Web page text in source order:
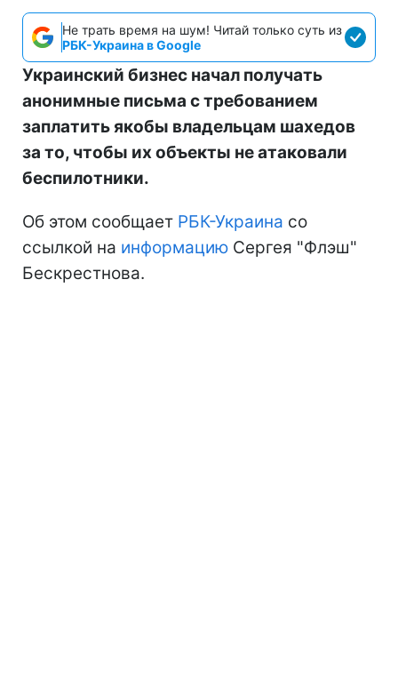
Не трать время на шум! Читай только суть из
РБК-Украина в Google
Украинский бизнес начал получать
анонимные письма с требованием
заплатить якобы владельцам шахедов
за то, чтобы их объекты не атаковали
беспилотники.
Об этом сообщает РБК-Украина со
ссылкой на информацию Сергея "Флэш"
Бескрестнова.